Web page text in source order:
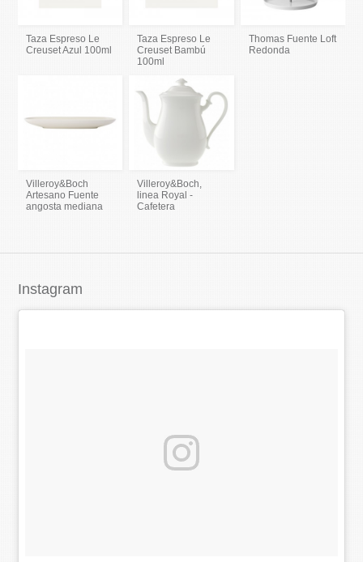
Taza Espreso Le
Creuset Azul 100ml
Taza Espreso Le
Creuset Bambú
100ml
Thomas Fuente Loft
Redonda
Villeroy&Boch
Artesano Fuente
angosta mediana
Villeroy&Boch,
linea Royal -
Cafetera
Instagram